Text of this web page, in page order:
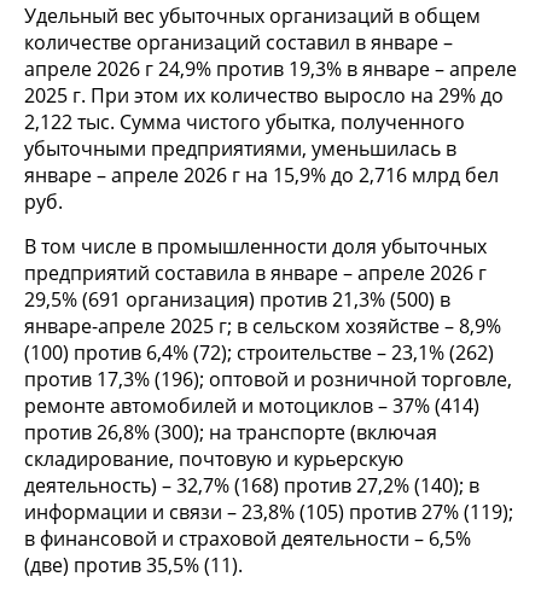
Удельный вес убыточных организаций в общем
количестве организаций составил в январе –
апреле 2026 г 24,9% против 19,3% в январе – апреле
2025 г. При этом их количество выросло на 29% до
2,122 тыс. Сумма чистого убытка, полученного
убыточными предприятиями, уменьшилась в
январе – апреле 2026 г на 15,9% до 2,716 млрд бел
руб.
В том числе в промышленности доля убыточных
предприятий составила в январе – апреле 2026 г
29,5% (691 организация) против 21,3% (500) в
январе-апреле 2025 г; в сельском хозяйстве – 8,9%
(100) против 6,4% (72); строительстве – 23,1% (262)
против 17,3% (196); оптовой и розничной торговле,
ремонте автомобилей и мотоциклов – 37% (414)
против 26,8% (300); на транспорте (включая
складирование, почтовую и курьерскую
деятельность) – 32,7% (168) против 27,2% (140); в
информации и связи – 23,8% (105) против 27% (119);
в финансовой и страховой деятельности – 6,5%
(две) против 35,5% (11).